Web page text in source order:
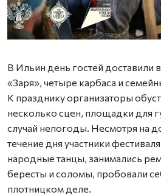
В Ильин день гостей доставили
«Заря», четыре карбаса и
К празднику организаторы
несколько сцен, площадки для
случай непогоды. Несмотря на
течение дня участники
народные танцы, занимались
бересты и соломы, пробовали
плотницком деле.